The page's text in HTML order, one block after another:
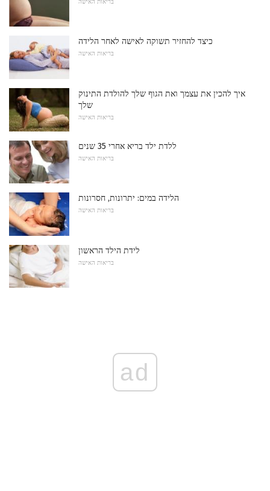
בריאות האישה
כיצד להחזיר תשוקה לאישה לאחר הלידה
בריאות האישה
איך להכין את עצמך ואת הגוף שלך להולדת התינוק
שלך
בריאות האישה
ללדת ילד בריא אחרי 35 שנים
בריאות האישה
הלידה במים: יתרונות, חסרונות
בריאות האישה
לידת הילד הראשון
בריאות האישה
ad